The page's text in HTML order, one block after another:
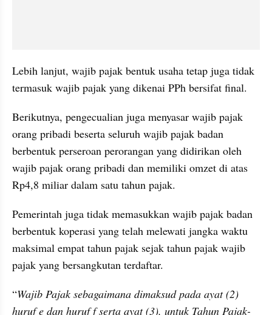
Lebih lanjut, wajib pajak bentuk usaha tetap juga tidak
termasuk wajib pajak yang dikenai PPh bersifat final.
Berikutnya, pengecualian juga menyasar wajib pajak
orang pribadi beserta seluruh wajib pajak badan
berbentuk perseroan perorangan yang didirikan oleh
wajib pajak orang pribadi dan memiliki omzet di atas
Rp4,8 miliar dalam satu tahun pajak.
Pemerintah juga tidak memasukkan wajib pajak badan
berbentuk koperasi yang telah melewati jangka waktu
maksimal empat tahun pajak sejak tahun pajak wajib
pajak yang bersangkutan terdaftar.
“Wajib Pajak sebagaimana dimaksud pada ayat (2)
huruf e dan huruf f serta ayat (3), untuk Tahun Pajak-